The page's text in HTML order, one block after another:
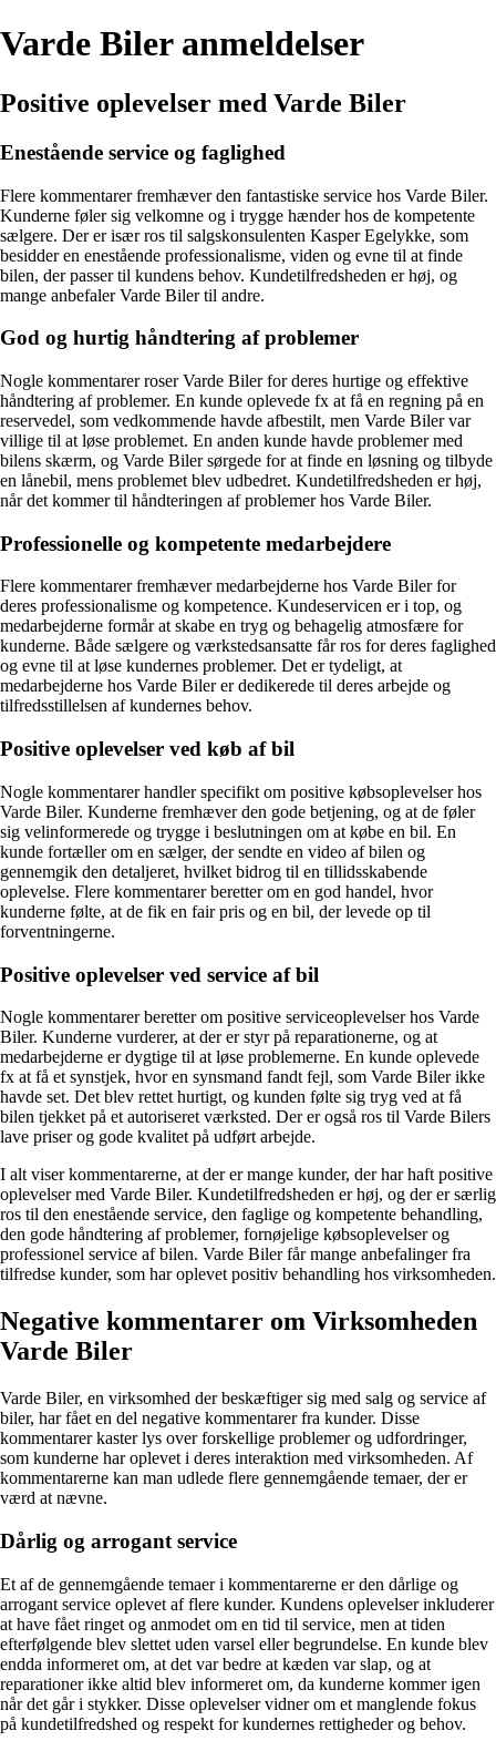
Varde Biler anmeldelser
Positive oplevelser med Varde Biler
Enestående service og faglighed
Flere kommentarer fremhæver den fantastiske service hos Varde Biler.
Kunderne føler sig velkomne og i trygge hænder hos de kompetente
sælgere. Der er især ros til salgskonsulenten Kasper Egelykke, som
besidder en enestående professionalisme, viden og evne til at finde
bilen, der passer til kundens behov. Kundetilfredsheden er høj, og
mange anbefaler Varde Biler til andre.
God og hurtig håndtering af problemer
Nogle kommentarer roser Varde Biler for deres hurtige og effektive
håndtering af problemer. En kunde oplevede fx at få en regning på en
reservedel, som vedkommende havde afbestilt, men Varde Biler var
villige til at løse problemet. En anden kunde havde problemer med
bilens skærm, og Varde Biler sørgede for at finde en løsning og tilbyde
en lånebil, mens problemet blev udbedret. Kundetilfredsheden er høj,
når det kommer til håndteringen af problemer hos Varde Biler.
Professionelle og kompetente medarbejdere
Flere kommentarer fremhæver medarbejderne hos Varde Biler for
deres professionalisme og kompetence. Kundeservicen er i top, og
medarbejderne formår at skabe en tryg og behagelig atmosfære for
kunderne. Både sælgere og værkstedsansatte får ros for deres faglighed
og evne til at løse kundernes problemer. Det er tydeligt, at
medarbejderne hos Varde Biler er dedikerede til deres arbejde og
tilfredsstillelsen af kundernes behov.
Positive oplevelser ved køb af bil
Nogle kommentarer handler specifikt om positive købsoplevelser hos
Varde Biler. Kunderne fremhæver den gode betjening, og at de føler
sig velinformerede og trygge i beslutningen om at købe en bil. En
kunde fortæller om en sælger, der sendte en video af bilen og
gennemgik den detaljeret, hvilket bidrog til en tillidsskabende
oplevelse. Flere kommentarer beretter om en god handel, hvor
kunderne følte, at de fik en fair pris og en bil, der levede op til
forventningerne.
Positive oplevelser ved service af bil
Nogle kommentarer beretter om positive serviceoplevelser hos Varde
Biler. Kunderne vurderer, at der er styr på reparationerne, og at
medarbejderne er dygtige til at løse problemerne. En kunde oplevede
fx at få et synstjek, hvor en synsmand fandt fejl, som Varde Biler ikke
havde set. Det blev rettet hurtigt, og kunden følte sig tryg ved at få
bilen tjekket på et autoriseret værksted. Der er også ros til Varde Bilers
lave priser og gode kvalitet på udført arbejde.
I alt viser kommentarerne, at der er mange kunder, der har haft positive
oplevelser med Varde Biler. Kundetilfredsheden er høj, og der er særlig
ros til den enestående service, den faglige og kompetente behandling,
den gode håndtering af problemer, fornøjelige købsoplevelser og
professionel service af bilen. Varde Biler får mange anbefalinger fra
tilfredse kunder, som har oplevet positiv behandling hos virksomheden.
Negative kommentarer om Virksomheden
Varde Biler
Varde Biler, en virksomhed der beskæftiger sig med salg og service af
biler, har fået en del negative kommentarer fra kunder. Disse
kommentarer kaster lys over forskellige problemer og udfordringer,
som kunderne har oplevet i deres interaktion med virksomheden. Af
kommentarerne kan man udlede flere gennemgående temaer, der er
værd at nævne.
Dårlig og arrogant service
Et af de gennemgående temaer i kommentarerne er den dårlige og
arrogant service oplevet af flere kunder. Kundens oplevelser inkluderer
at have fået ringet og anmodet om en tid til service, men at tiden
efterfølgende blev slettet uden varsel eller begrundelse. En kunde blev
endda informeret om, at det var bedre at kæden var slap, og at
reparationer ikke altid blev informeret om, da kunderne kommer igen
når det går i stykker. Disse oplevelser vidner om et manglende fokus
på kundetilfredshed og respekt for kundernes rettigheder og behov.